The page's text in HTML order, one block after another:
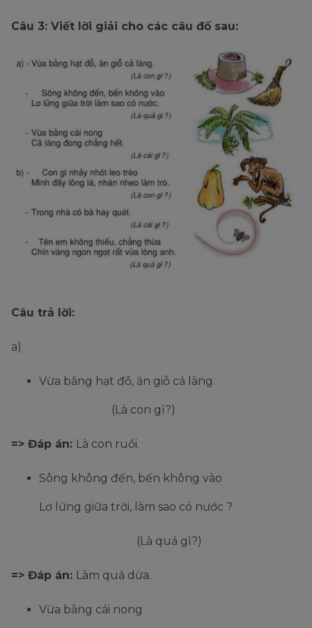
Câu 3: Viết lời giải cho các câu đố sau:
Câu trả lời:
a)
Vừa bằng hạt đỗ, ăn giỗ cả làng.
(Là con gì?)
=> Đáp án: Là con ruồi.
Sông không đến, bến không vào
Lơ lửng giữa trời, làm sao có nước ?
(Là quả gì?)
=> Đáp án: Làm quả dừa.
Vừa bằng cái nong